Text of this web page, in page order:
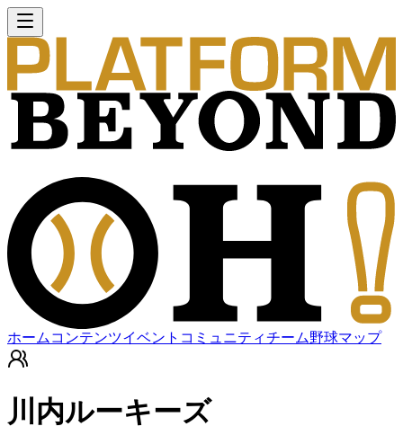
ホーム コンテンツイベント コミュニティチーム野球マップ
川内ルーキーズ